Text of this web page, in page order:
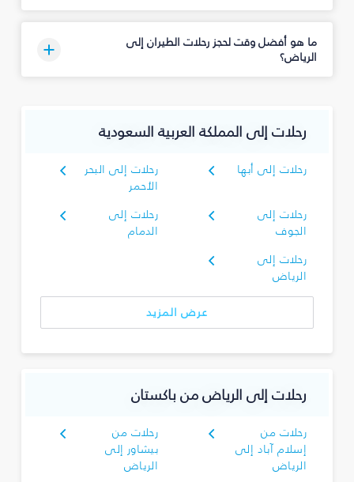
ما هو أفضل وقت لحجز رحلات الطيران إلى
الرياض؟
رحلات إلى المملكة العربية السعودية
رحلات إلى أبها
رحلات إلى البحر
الأحمر
رحلات إلى
الجوف
رحلات إلى
الدمام
رحلات إلى
الرياض
عرض المزيد
رحلات إلى الرياض من باكستان
رحلات من
إسلام آباد إلى
الرياض
رحلات من
بيشاور إلى
الرياض